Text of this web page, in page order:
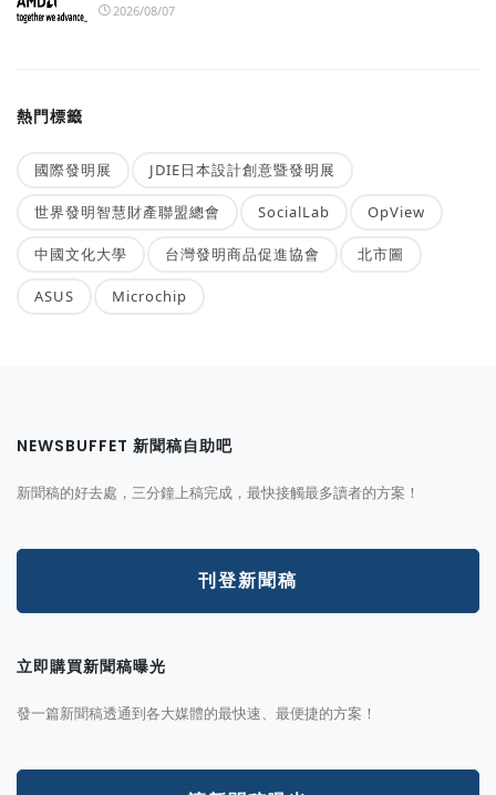
2026/08/07
熱門標籤
國際發明展 JDIE日本設計創意暨發明展
世界發明智慧財產聯盟總會 SocialLab OpView
中國文化大學 台灣發明商品促進協會 北市圖
ASUS Microchip
NEWSBUFFET 新聞稿自助吧
新聞稿的好去處，三分鐘上稿完成，最快接觸最多讀者的方案！
刊登新聞稿
立即購買新聞稿曝光
發一篇新聞稿透通到各大媒體的最快速、最便捷的方案！